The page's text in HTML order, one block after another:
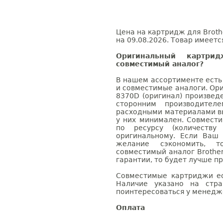
Цена на картридж для
на 09.08.2026. Товар
Оригинальный
совместимый аналог?
В нашем ассортименте
и совместимые аналоги.
8370D (оригинал)
сторонним
расходными материалами
у них минимален.
по ресурсу
оригинальному. Если
желание сэкономить,
совместимый аналог
гарантии, то будет лучше
Совместимые картриджи
Наличие указано на
поинтересоваться у
Оплата